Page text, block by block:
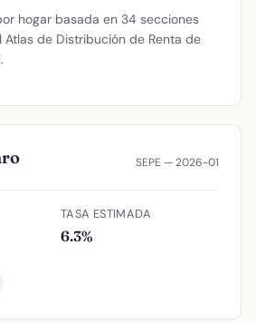
hogar basada en 34 secciones
Atlas de Distribución de Renta de
SEPE — 2026-01
TASA ESTIMADA
6.3%